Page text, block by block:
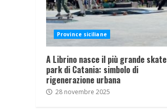
Province siciliane
A Librino nasce il più grande skate
park di Catania: simbolo di
rigenerazione urbana
28 novembre 2025